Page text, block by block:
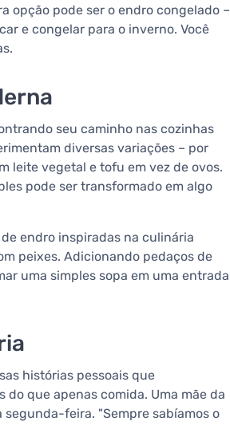
opção pode ser o endro congelado –
e congelar para o inverno. Você
seu caminho nas cozinhas
diversas variações – por
leite vegetal e tofu em vez de ovos.
pode ser transformado em algo
endro inspiradas na culinária
peixes. Adicionando pedaços de
uma simples sopa em uma entrada
histórias pessoais que
que apenas comida. Uma mãe da
feira. "Sempre sabíamos o